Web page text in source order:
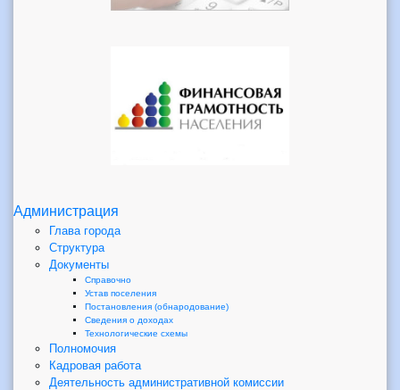
Администрация
Глава города
Структура
Документы
Справочно
Устав поселения
Постановления (обнародование)
Сведения о доходах
Технологические схемы
Полномочия
Кадровая работа
Деятельность административной комиссии